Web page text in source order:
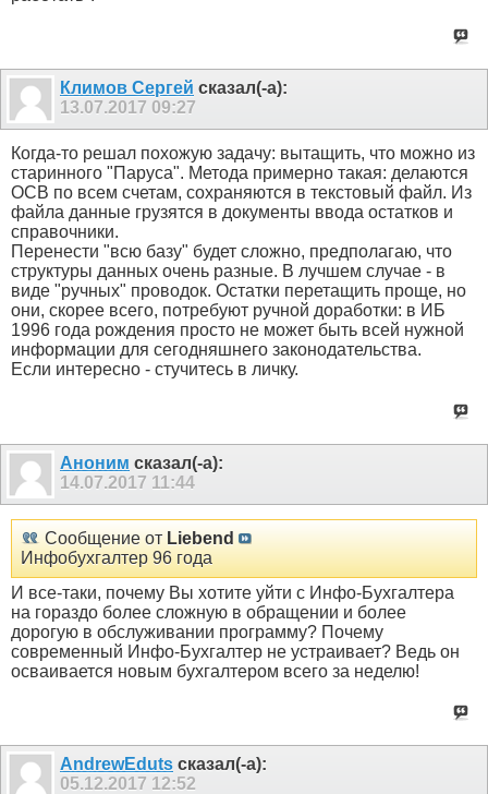
Климов Сергей сказал(-а):
13.07.2017 09:27
Когда-то решал похожую задачу: вытащить, что можно из
старинного "Паруса". Метода примерно такая: делаются
ОСВ по всем счетам, сохраняются в текстовый файл. Из
файла данные грузятся в документы ввода остатков и
справочники.
Перенести "всю базу" будет сложно, предполагаю, что
структуры данных очень разные. В лучшем случае - в
виде "ручных" проводок. Остатки перетащить проще, но
они, скорее всего, потребуют ручной доработки: в ИБ
1996 года рождения просто не может быть всей нужной
информации для сегодняшнего законодательства.
Если интересно - стучитесь в личку.
Аноним сказал(-а):
14.07.2017 11:44
Сообщение от Liebend
Инфобухгалтер 96 года
И все-таки, почему Вы хотите уйти с Инфо-Бухгалтера
на гораздо более сложную в обращении и более
дорогую в обслуживании программу? Почему
современный Инфо-Бухгалтер не устраивает? Ведь он
осваивается новым бухгалтером всего за неделю!
AndrewEduts сказал(-а):
05.12.2017 12:52